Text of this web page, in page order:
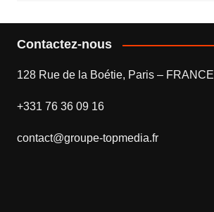
Contactez-nous
128 Rue de la Boétie, Paris – FRANCE
+331 76 36 09 16
contact@groupe-topmedia.fr